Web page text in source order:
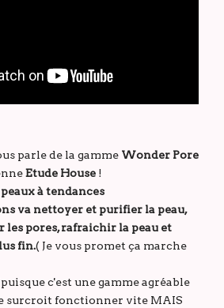
parle de la gamme Wonder Pore
Etude House !
à tendances
va nettoyer et purifier la peau,
les pores, rafraichir la peau et
fin.( Je vous promet ça marche
c'est une gamme agréable
surcroit fonctionner vite MAIS